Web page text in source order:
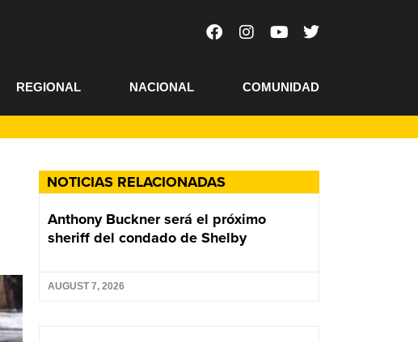
REGIONAL NACIONAL COMUNIDAD
NOTICIAS RELACIONADAS
Anthony Buckner será el próximo
sheriff del condado de Shelby
AUGUST 7, 2026